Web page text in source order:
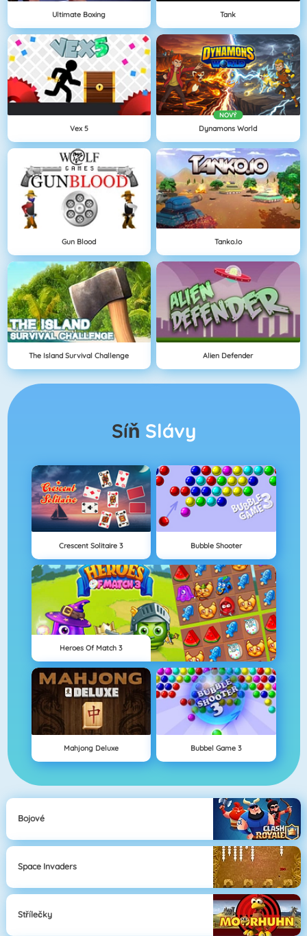
Ultimate Boxing Tank
Vex 5
NOVÝ
Dynamons World
Gun Blood Tanko.io
The Island Survival Challenge Alien Defender
Síň Slávy
Crescent Solitaire 3 Bubble Shooter
Heroes Of Match 3
Mahjong Deluxe Bubbel Game 3
Bojové
Space Invaders
Střílečky